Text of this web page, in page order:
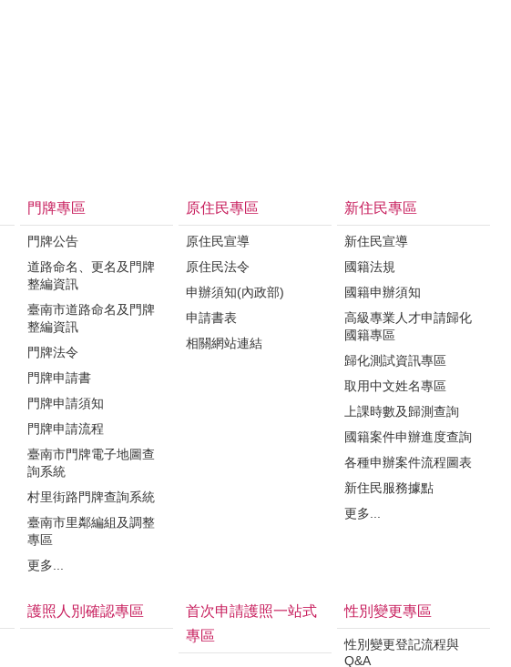
門牌專區
門牌公告
道路命名、更名及門牌
整編資訊
臺南市道路命名及門牌
整編資訊
門牌法令
門牌申請書
門牌申請須知
門牌申請流程
臺南市門牌電子地圖查
詢系統
村里街路門牌查詢系統
臺南市里鄰編組及調整
專區
更多...
原住民專區
原住民宣導
原住民法令
申辦須知(內政部)
申請書表
相關網站連結
新住民專區
新住民宣導
國籍法規
國籍申辦須知
高級專業人才申請歸化
國籍專區
歸化測試資訊專區
取用中文姓名專區
上課時數及歸測查詢
國籍案件申辦進度查詢
各種申辦案件流程圖表
新住民服務據點
更多...
護照人別確認專區
首次申請護照一站式
專區
性別變更專區
性別變更登記流程與
Q&A